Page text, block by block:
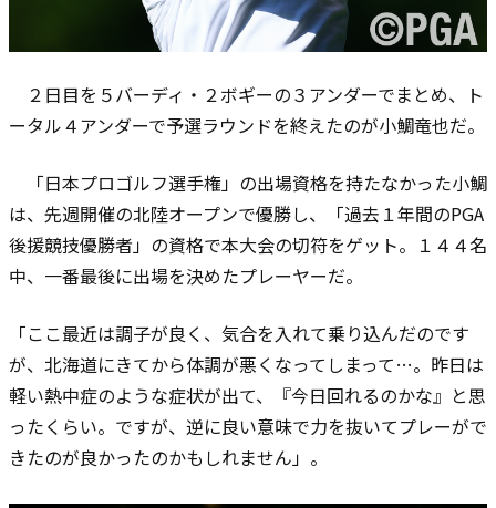
２日目を５バーディ・２ボギーの３アンダーでまとめ、ト
ータル４アンダーで予選ラウンドを終えたのが小鯛竜也だ。
「日本プロゴルフ選手権」の出場資格を持たなかった小鯛
は、先週開催の北陸オープンで優勝し、「過去１年間のPGA
後援競技優勝者」の資格で本大会の切符をゲット。１４４名
中、一番最後に出場を決めたプレーヤーだ。
「ここ最近は調子が良く、気合を入れて乗り込んだのです
が、北海道にきてから体調が悪くなってしまって…。昨日は
軽い熱中症のような症状が出て、『今日回れるのかな』と思
ったくらい。ですが、逆に良い意味で力を抜いてプレーがで
きたのが良かったのかもしれません」。